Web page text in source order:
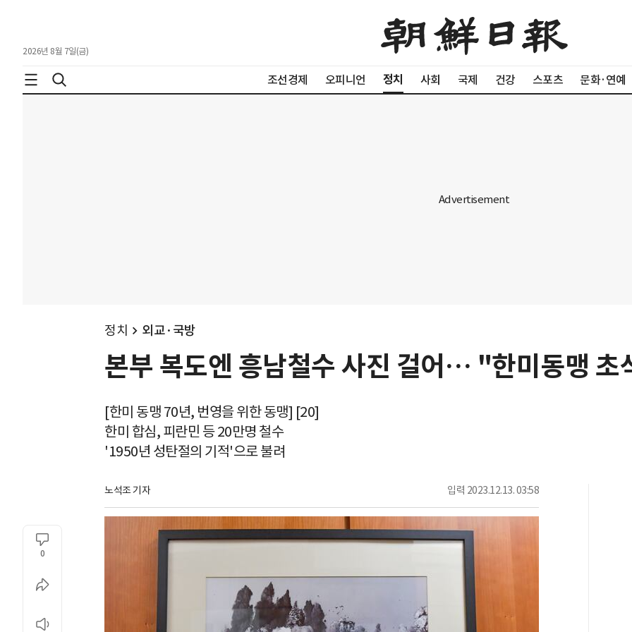
2026년 8월 7일(금)
조선경제 오피니언 정치 사회 국제 건강 스포츠 문화·연예
정치 외교·국방
본부 복도엔 흥남철수 사진 걸어… "한미동맹 초
[한미 동맹 70년, 번영을 위한 동맹] [20]
한미 합심, 피란민 등 20만명 철수
'1950년 성탄절의 기적'으로 불려
노석조 기자 입력 2023.12.13. 03:58
0